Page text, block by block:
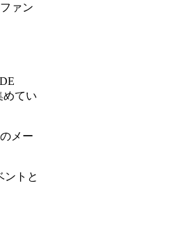
ァン
めてい
メー
ントと